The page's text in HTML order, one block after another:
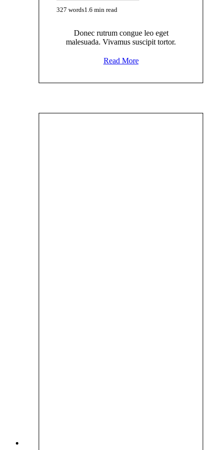
327 words1.6 min read
Donec rutrum congue leo eget
malesuada. Vivamus suscipit tortor.
Read More